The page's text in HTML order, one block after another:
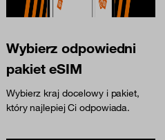
Wybierz odpowiedni
pakiet eSIM
Wybierz kraj docelowy i pakiet,
który najlepiej Ci odpowiada.